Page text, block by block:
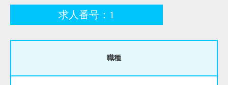
求人番号：1
職種